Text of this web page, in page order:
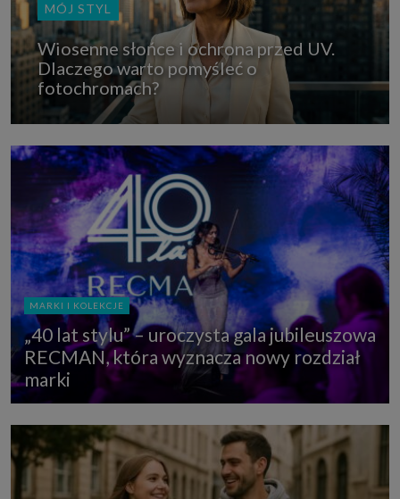
MÓJ STYL
Wiosenne słońce i ochrona przed UV.
Dlaczego warto pomyśleć o
fotochromach?
MARKI I KOLEKCJE
„40 lat stylu” – uroczysta gala jubileuszowa
RECMAN, która wyznacza nowy rozdział
marki